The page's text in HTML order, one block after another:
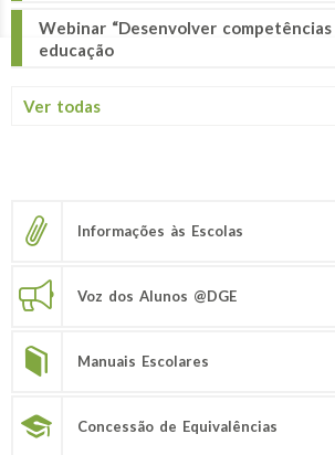
Webinar “Desenvolver
educação
Ver todas
Informações às Escolas
Voz dos Alunos @DGE
Manuais Escolares
Concessão de Equivalências